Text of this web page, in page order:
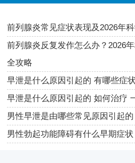
前列腺炎常见症状表现及2026年
前列腺炎反复发作怎么办？2026
全攻略
早泄是什么原因引起的 有哪些症状
早泄是什么原因引起的 如何治疗
男性早泄是由哪些常见原因引起的
男性勃起功能障碍有什么早期症状